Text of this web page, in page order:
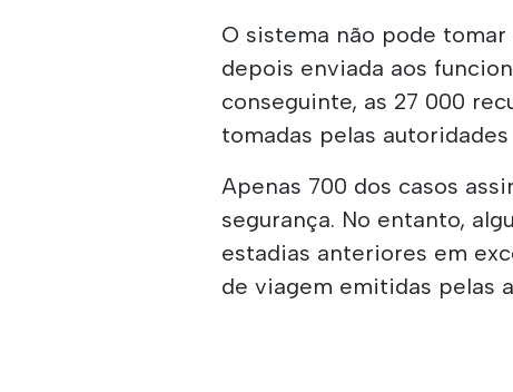
O sistema não pode
depois enviada aos
conseguinte, as 27 000
tomadas pelas
Apenas 700 dos casos
segurança. No entanto,
estadias anteriores em
de viagem emitidas pelas